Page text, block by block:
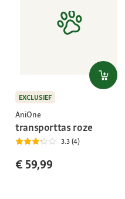
EXCLUSIEF
AniOne
transporttas roze
3.3 (4)
€ 59,99